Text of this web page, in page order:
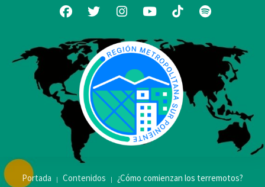
Portada Contenidos ¿Cómo comienzan los terremotos?